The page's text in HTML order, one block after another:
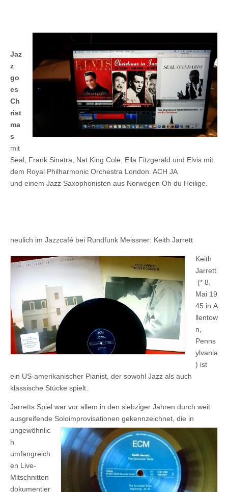
Jaz
z
go
es
Ch
rist
ma
s
mit
Seal, Frank Sinatra, Nat King Cole, Ella Fitzgerald und Elvis mit
dem Royal Philharmonic Orchestra London. ACH JA
und einem Jazz Saxophonisten aus Norwegen Oh du Heilige.
neulich im Jazzcafé bei Rundfunk Meissner: Keith Jarrett
Keith
Jarrett
(* 8.
Mai 19
45 in A
llentow
n,
Penns
ylvania
) ist
ein US-amerikanischer Pianist, der sowohl Jazz als auch
klassische Stücke spielt.
Jarretts Spiel war vor allem in den siebziger Jahren durch weit
ausgreifende Soloimprovisationen gekennzeichnet, die in
ungewöhnlic
h
umfangreich
en Live-
Mitschnitten
dokumentier